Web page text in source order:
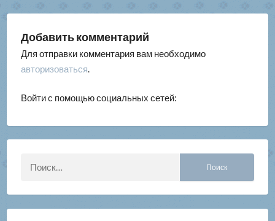
Добавить комментарий
Для отправки комментария вам необходимо
авторизоваться.
Войти с помощью социальных сетей: